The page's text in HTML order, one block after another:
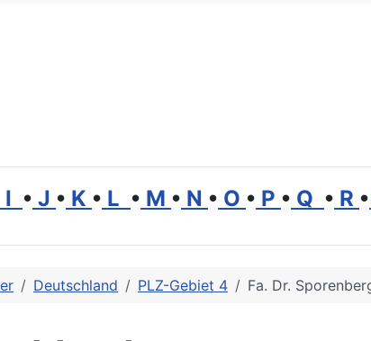
I • J • K • L • M • N • O • P • Q • R •
Deutschland PLZ-Gebiet 4 Fa. Dr.